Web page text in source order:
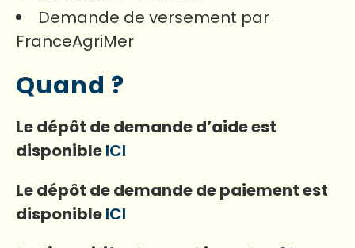
Demande de versement par
FranceAgriMer
Quand ?
Le dépôt de demande d’aide est
disponibleICI
Le dépôt de demande de paiement est
disponibleICI